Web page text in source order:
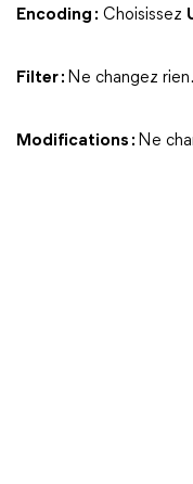
Encoding : Choisissez
Filter : Ne changez rien.
Modifications : Ne